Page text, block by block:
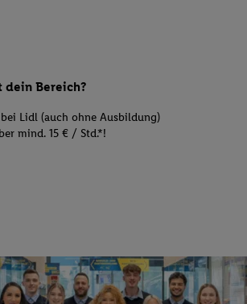
dein Bereich?
Lidl (auch ohne Ausbildung)
mind. 15 € / Std.*!